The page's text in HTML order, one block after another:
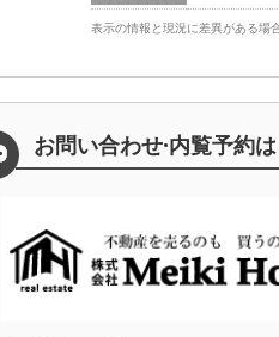
表示の情報と現況に差異がある場
お問い合わせ·内覧予約は